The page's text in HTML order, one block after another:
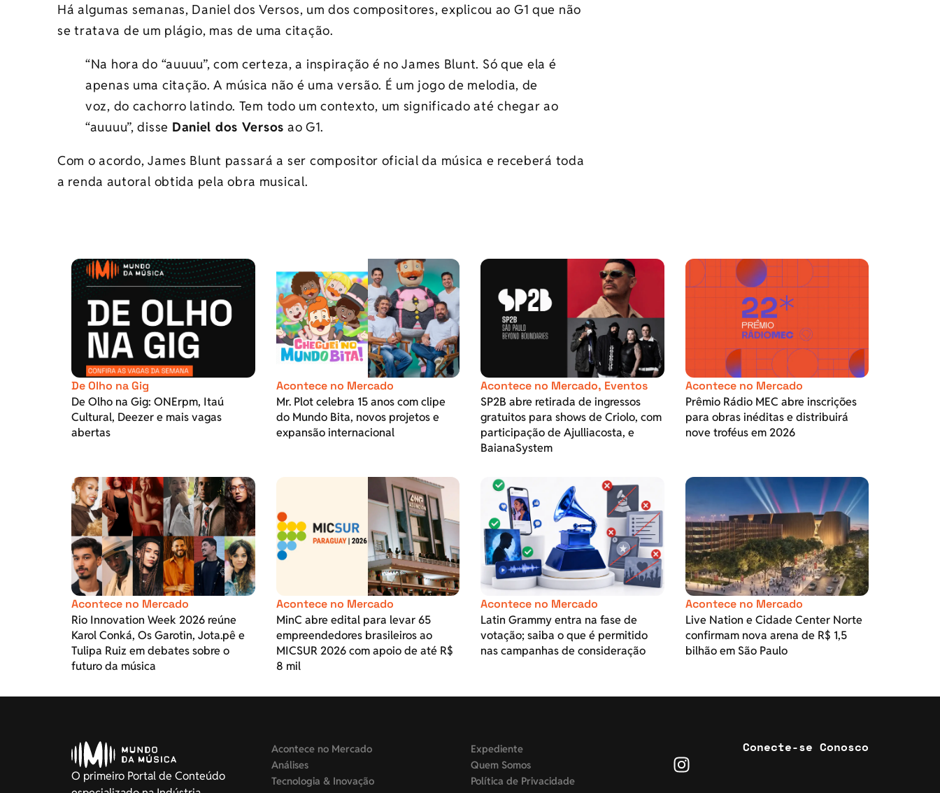
Há algumas semanas, Daniel dos Versos, um dos compositores, explicou ao G1 que não
se tratava de um plágio, mas de uma citação.
“Na hora do “auuuu”, com certeza, a inspiração é no James Blunt. Só que ela é
apenas uma citação. A música não é uma versão. É um jogo de melodia, de
voz, do cachorro latindo. Tem todo um contexto, um significado até chegar ao
“auuuu”, disse Daniel dos Versos ao G1.
Com o acordo, James Blunt passará a ser compositor oficial da música e receberá toda
a renda autoral obtida pela obra musical.
De Olho na Gig
De Olho na Gig: ONErpm, Itaú
Cultural, Deezer e mais vagas
abertas
Acontece no Mercado
Mr. Plot celebra 15 anos com clipe
do Mundo Bita, novos projetos e
expansão internacional
Acontece no Mercado, Eventos
SP2B abre retirada de ingressos
gratuitos para shows de Criolo, com
participação de Ajulliacosta, e
BaianaSystem
Acontece no Mercado
Prêmio Rádio MEC abre inscrições
para obras inéditas e distribuirá
nove troféus em 2026
Acontece no Mercado
Rio Innovation Week 2026 reúne
Karol Conká, Os Garotin, Jota.pê e
Tulipa Ruiz em debates sobre o
futuro da música
Acontece no Mercado
MinC abre edital para levar 65
empreendedores brasileiros ao
MICSUR 2026 com apoio de até R$
8 mil
Acontece no Mercado
Latin Grammy entra na fase de
votação; saiba o que é permitido
nas campanhas de consideração
Acontece no Mercado
Live Nation e Cidade Center Norte
confirmam nova arena de R$ 1,5
bilhão em São Paulo
O primeiro Portal de Conteúdo
Acontece no Mercado
Análises
Tecnologia & Inovação
Expediente
Quem Somos
Política de Privacidade
Conecte-se Conosco